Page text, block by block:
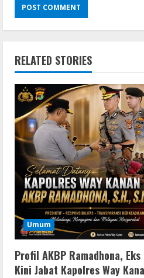
RELATED STORIES
Umum
Profil AKBP Ramadhona,
Kini Jabat Kapolres Way